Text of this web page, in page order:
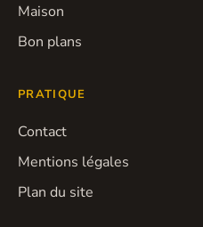
Maison
Bon plans
PRATIQUE
Contact
Mentions légales
Plan du site